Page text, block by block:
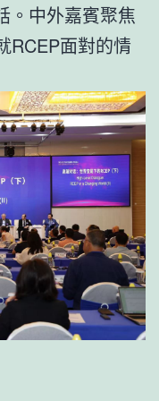
。中外嘉賓聚焦
RCEP面對的情